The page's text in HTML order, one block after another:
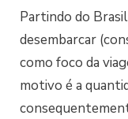
Partindo do
desembarcar
como foco da
motivo é a